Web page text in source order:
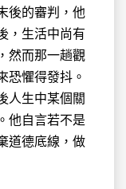
後的審判，他
，生活中尚有
然而那一趟觀
恐懼得發抖。
人生中某個關
他自言若不是
道德底線，做